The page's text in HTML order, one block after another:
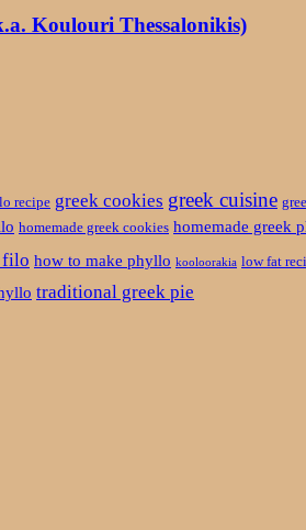
Koulouri Thessalonikis)
recipe greek cookies greek cuisine
homemade greek cookies homemade greek
filo how to make phyllo kooloorakia low fat
traditional greek pie